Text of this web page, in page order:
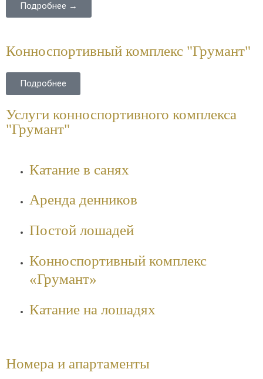
Подробнее →
Конноспортивный комплекс "Грумант"
Подробнее
Услуги конноспортивного комплекса
"Грумант"
Катание в санях
Аренда денников
Постой лошадей
Конноспортивный комплекс
«Грумант»
Катание на лошадях
Номера и апартаменты